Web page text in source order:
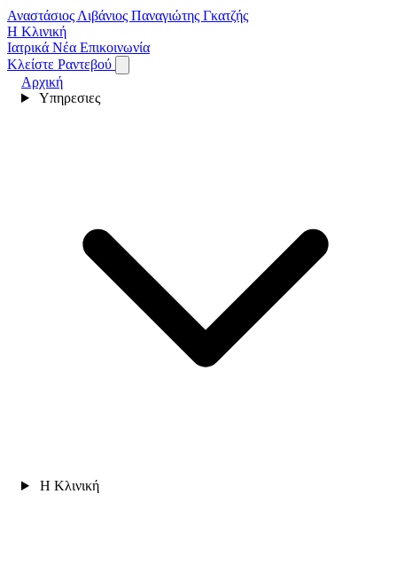
Αναστάσιος Λιβάνιος Παναγιώτης Γκατζής
Η Κλινική
Ιατρικά Νέα Επικοινωνία
Κλείστε Ραντεβού
Αρχική
Υπηρεσιες
Η Κλινική